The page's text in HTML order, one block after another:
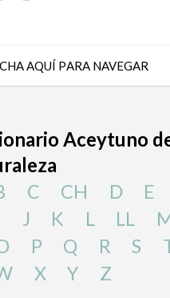
AQUÍ PARA NAVEGAR
Aceytuno
C CH D E
J K L LL
P Q R S
X Y Z